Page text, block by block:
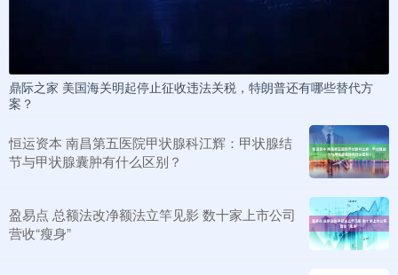
鼎际之家 美国海关明起停止征收违法关税，特朗普还有哪些替代方
案？
恒运资本 南昌第五医院甲状腺科江辉：甲状腺结
节与甲状腺囊肿有什么区别？
盈易点 总额法改净额法立竿见影 数十家上市公司
营收“瘦身”